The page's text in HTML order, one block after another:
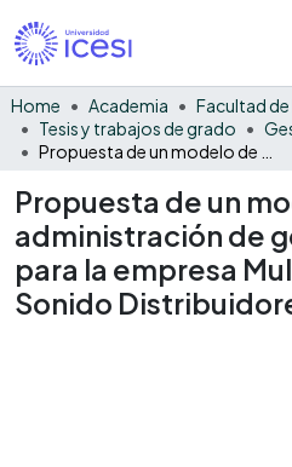
Home Academia
Tesis y trabajos de grado
Propuesta de un
administración de
para la empresa
Sonido